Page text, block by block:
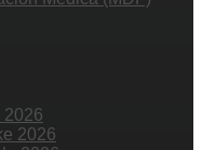
2026
2026